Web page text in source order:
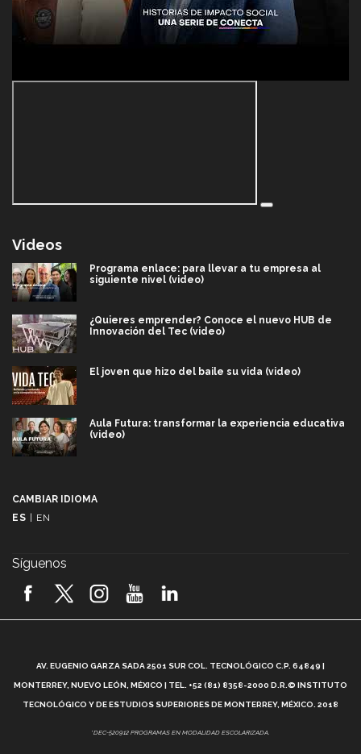
Videos
Programa enlace: para llevar a tu empresa al
siguiente nivel (video)
¿Quieres emprender? Conoce el nuevo HUB de
Innovación del Tec (video)
El joven que hizo del baile su vida (video)
Aula Futura: transformar la experiencia educativa
(video)
2026! (video)
¿Cómo es el Modelo Educativo Tec? (video)
Vida Tec: Feminismo e Inteligencia Artificial, Paola
CAMBIAR IDIOMA
ES | EN
Síguenos
AV. EUGENIO GARZA SADA 2501 SUR COL. TECNOLÓGICO C.P. 64849 |
MONTERREY, NUEVO LEÓN, MÉXICO | TEL. +52 (81) 8358-2000 D.R.© INSTITUTO
TECNOLÓGICO Y DE ESTUDIOS SUPERIORES DE MONTERREY, MÉXICO. 2018
*DEC-520912 PROGRAMAS EN MODALIDAD ESCOLARIZADA.